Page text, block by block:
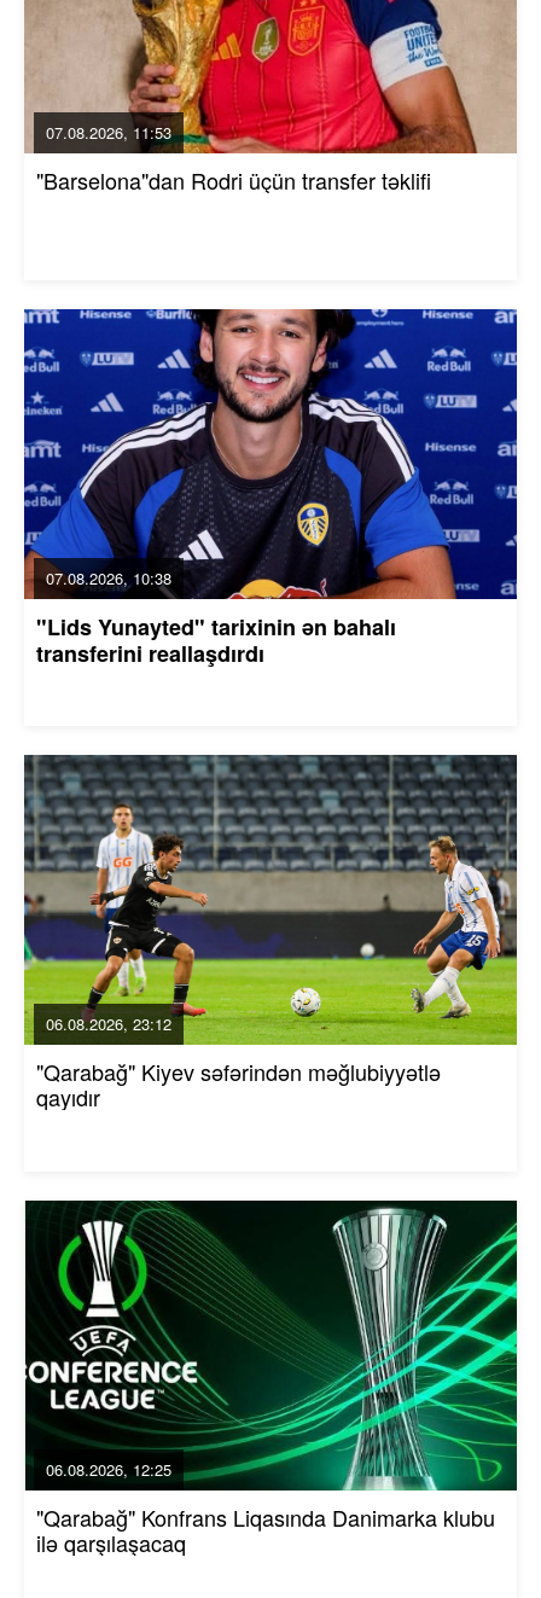
07.08.2026, 11:53
"Barselona"dan Rodri üçün transfer təklifi
07.08.2026, 10:38
"Lids Yunayted" tarixinin ən bahalı
transferini reallaşdırdı
06.08.2026, 23:12
"Qarabağ" Kiyev səfərindən məğlubiyyətlə
qayıdır
06.08.2026, 12:25
"Qarabağ" Konfrans Liqasında Danimarka klubu
ilə qarşılaşacaq